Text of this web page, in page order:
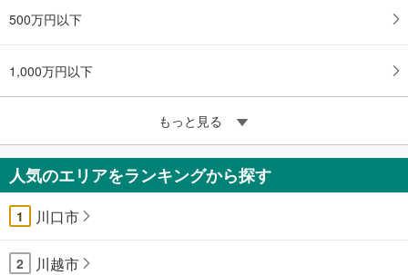
500万円以下
1,000万円以下
もっと見る
人気のエリアをランキングから探す
1 川口市
2 川越市